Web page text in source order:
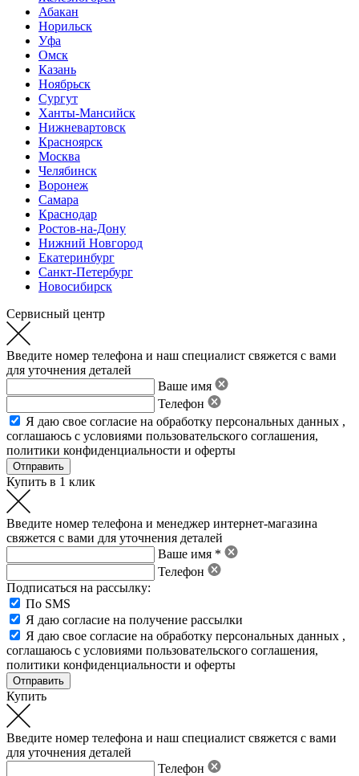
Абакан
Норильск
Уфа
Омск
Казань
Ноябрьск
Сургут
Ханты-Мансийск
Нижневартовск
Красноярск
Москва
Челябинск
Воронеж
Самара
Краснодар
Ростов-на-Дону
Нижний Новгород
Екатеринбург
Санкт-Петербург
Новосибирск
Сервисный центр
Введите номер телефона и наш специалист свяжется с вами
для уточнения деталей
Ваше имя
Телефон
Я даю свое согласие на обработку персональных данных ,
соглашаюсь с условиями пользовательского соглашения,
политики конфиденциальности и оферты
Купить в 1 клик
Введите номер телефона и менеджер интернет-магазина
свяжется с вами для уточнения деталей
Ваше имя *
Телефон
Подписаться на рассылку:
По SMS
Я даю согласие на получение рассылки
Я даю свое согласие на обработку персональных данных ,
соглашаюсь с условиями пользовательского соглашения,
политики конфиденциальности и оферты
Купить
Введите номер телефона и наш специалист свяжется с вами
для уточнения деталей
Телефон